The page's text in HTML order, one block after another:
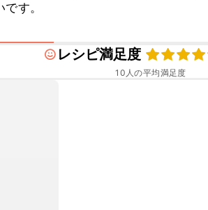
す。
レシピ満足度
10 人の平均満足度